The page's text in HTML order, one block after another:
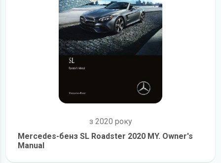
з 2020 року
Mercedes-бенз SL Roadster 2020 MY. Owner's
Manual